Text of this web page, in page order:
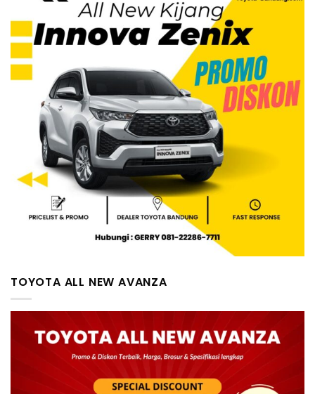
TOYOTA ALL NEW AVANZA